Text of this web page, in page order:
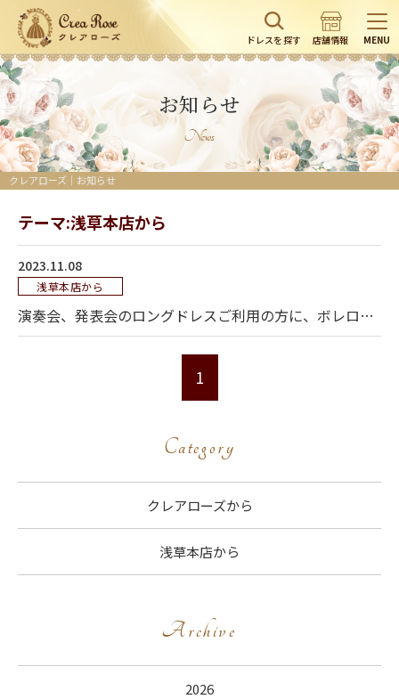
ドレスを探す 店舗情報 MENU
お知らせ
News
クレアローズ｜お知らせ
テーマ:浅草本店から
2023.11.08
浅草本店から
演奏会、発表会のロングドレスご利用の方に、ボレロ、ショール無料
1
Category
クレアローズから
浅草本店から
Archive
2026